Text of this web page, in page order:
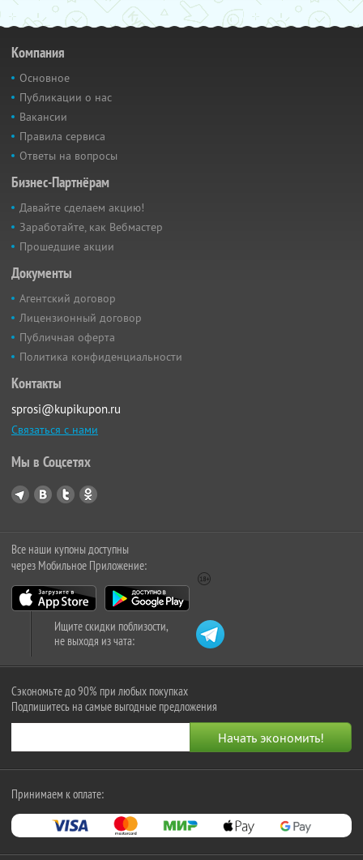
Компания
Основное
Публикации о нас
Вакансии
Правила сервиса
Ответы на вопросы
Бизнес-Партнёрам
Давайте сделаем акцию!
Заработайте, как Вебмастер
Прошедшие акции
Документы
Агентский договор
Лицензионный договор
Публичная оферта
Политика конфиденциальности
Контакты
sprosi@kupikupon.ru
Связаться с нами
Мы в Соцсетях
Все наши купоны доступны
через Мобильное Приложение:
Ищите скидки поблизости,
не выходя из чата:
Сэкономьте до 90% при любых покупках
Подпишитесь на самые выгодные предложения
Принимаем к оплате: